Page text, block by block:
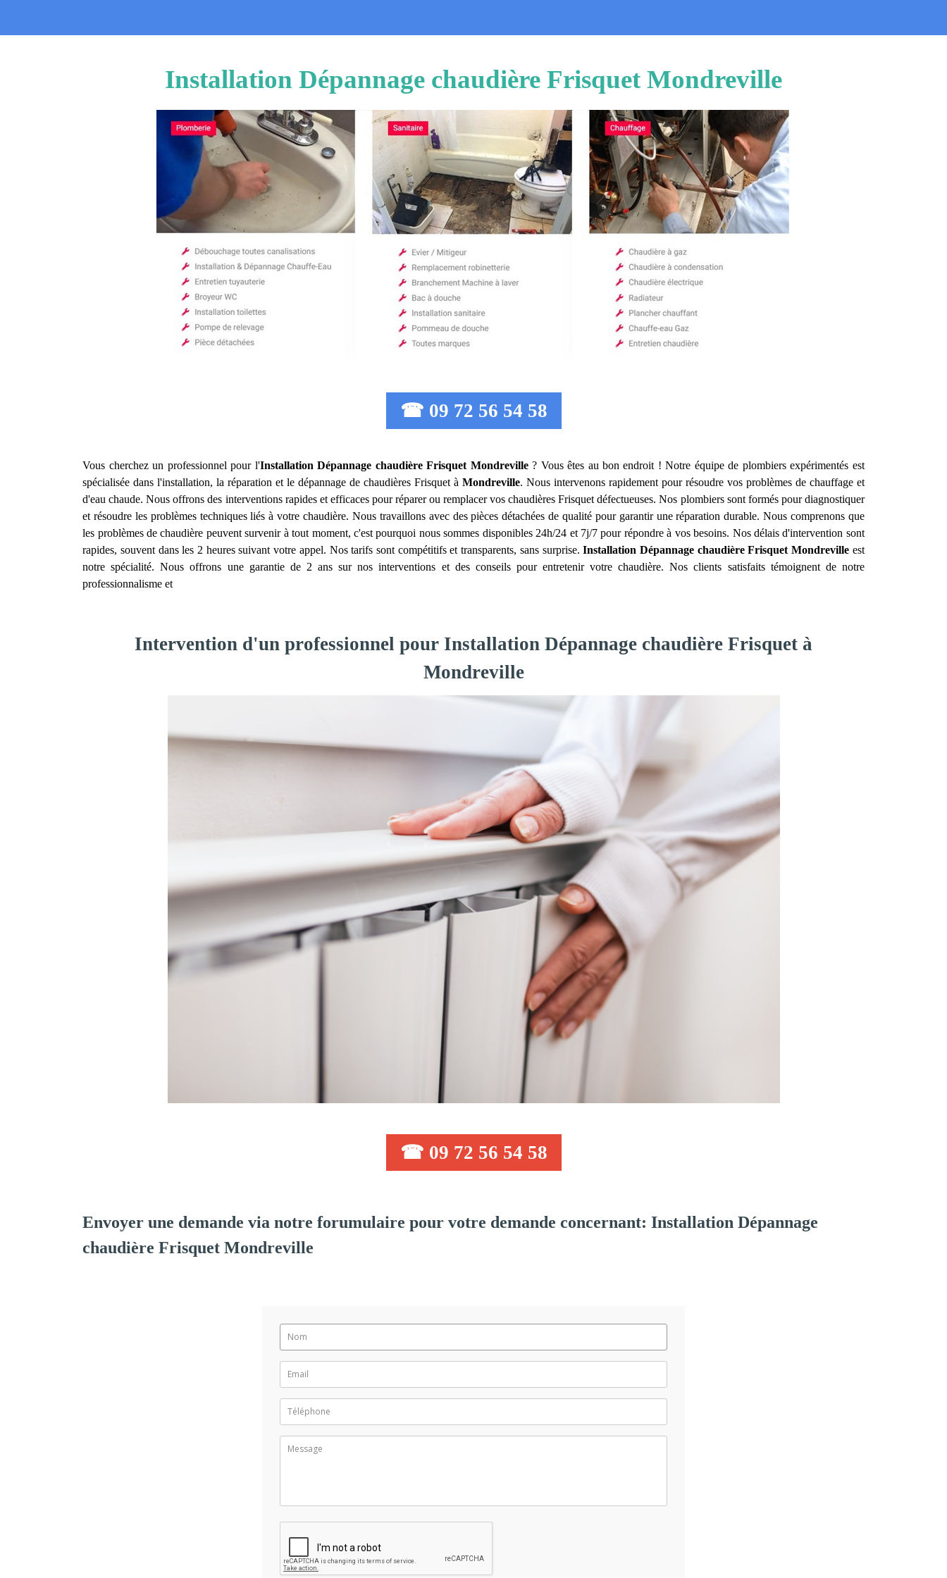
Installation Dépannage chaudière Frisquet Mondreville
☎ 09 72 56 54 58
Vous cherchez un professionnel pour l'Installation Dépannage chaudière Frisquet Mondreville? Vous êtes au bon endroit ! Notre équipe de plombiers expérimentés est
spécialisée dans l'installation, la réparation et le dépannage de chaudières Frisquet à Mondreville. Nous intervenons rapidement pour résoudre vos problèmes de chauffage et
d'eau chaude. Nous offrons des interventions rapides et efficaces pour réparer ou remplacer vos chaudières Frisquet défectueuses. Nos plombiers sont formés pour diagnostiquer
et résoudre les problèmes techniques liés à votre chaudière. Nous travaillons avec des pièces détachées de qualité pour garantir une réparation durable. Nous comprenons que
les problèmes de chaudière peuvent survenir à tout moment, c'est pourquoi nous sommes disponibles 24h/24 et 7j/7 pour répondre à vos besoins. Nos délais d'intervention sont
rapides, souvent dans les 2 heures suivant votre appel. Nos tarifs sont compétitifs et transparents, sans surprise.Installation Dépannage chaudière Frisquet Mondreville est
notre spécialité. Nous offrons une garantie de 2 ans sur nos interventions et des conseils pour entretenir votre chaudière. Nos clients satisfaits témoignent de notre
professionnalisme et
Intervention d'un professionnel pour Installation Dépannage chaudière Frisquet à
Mondreville
☎ 09 72 56 54 58
Envoyer une demande via notre forumulaire pour votre demande concernant: Installation Dépannage
chaudière Frisquet Mondreville